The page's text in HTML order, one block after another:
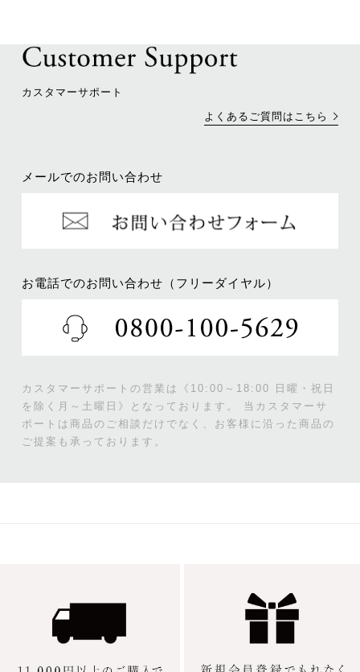
カスタマーサポート
よくあるご質問はこちら
メールでのお問い合わせ
お電話でのお問い合わせ（フリーダイヤル）
カスタマーサポートの営業は《10:00～18:00 日曜・祝日
を除く月～土曜日》となっております。
当カスタマーサ
ポートは商品のご相談だけでなく、お客様に沿った商品の
ご提案も承っております。